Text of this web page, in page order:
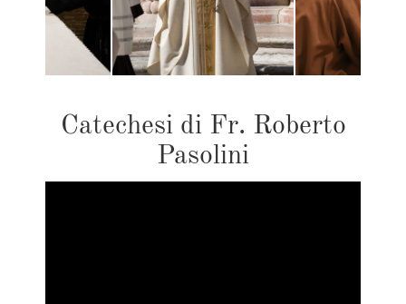
Catechesi di Fr. Roberto
Pasolini